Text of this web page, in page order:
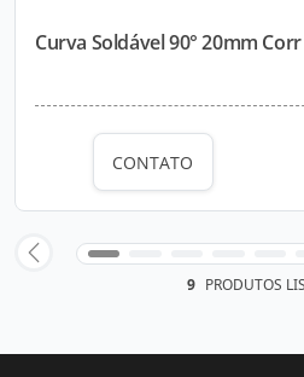
Curva Soldável 90° 20mm
CONTATO
9 PRODUTOS